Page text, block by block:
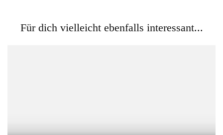
Für dich vielleicht ebenfalls interessant...